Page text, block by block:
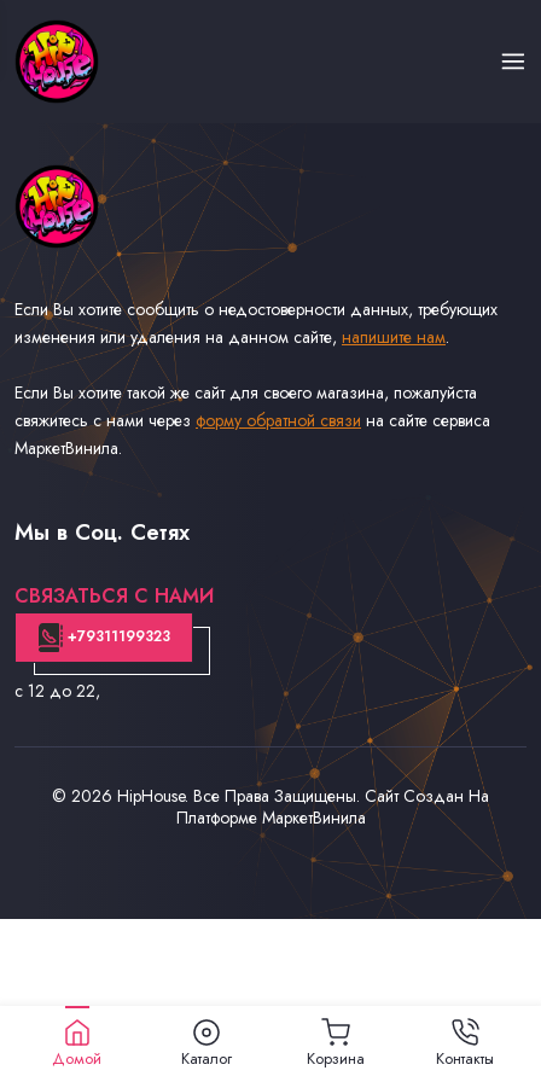
Если Вы хотите сообщить о недостоверности данных, требующих
изменения или удаления на данном сайте, напишите нам.
Если Вы хотите такой же сайт для своего магазина, пожалуйста
свяжитесь с нами через форму обратной связи на сайте сервиса
МаркетВинила.
Каталог Музыки на Виниле В Наличии
Доставка и Оплата
Мы в Соц. Сетях
СВЯЗАТЬСЯ С НАМИ
+79311199323
с 12 до 22,
© 2026 HipHouse. Все Права Защищены. Сайт Создан На
Платформе МаркетВинила
Домой Каталог Корзина Контакты